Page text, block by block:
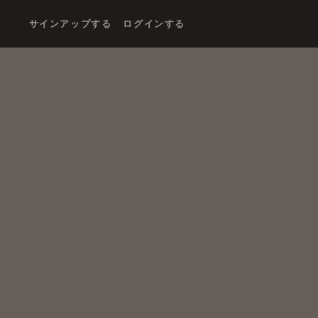
サインアップする ログインする